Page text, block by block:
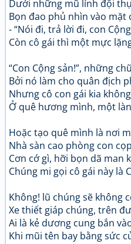
Dưới những mũ lính đội
Bọn đao phủ nhìn vào mặt
- “Nói đi, trả lời đi, con
Còn cô gái thì một mực
“Con Cộng sản!”, những
Bởi nó làm cho quân địch
Nhưng cô con gái kia
Ở quê hương mình, một
Hoặc tạo quê mình là nơi
Nhà sàn cao phòng con
Cơn cớ gì, hỡi bọn dã man
Chúng mi gọi cô gái này là
Không! lũ chúng sẽ không
Xe thiết giáp chúng, trên
Ai là kẻ dương cung bắn
Khi mũi tên bay bằng sức